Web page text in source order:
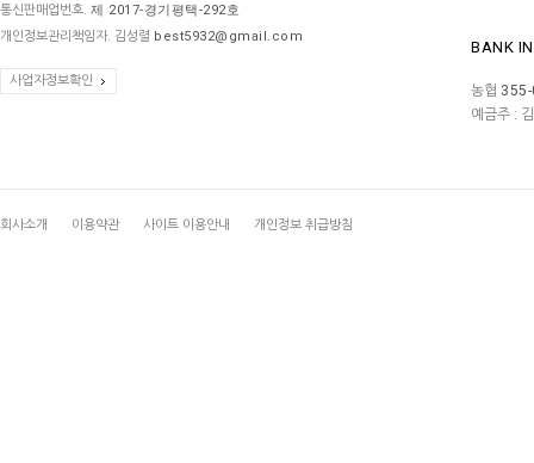
통신판매업번호. 제 2017-경기평택-292호
개인정보관리책임자. 김성렬 best5932@gmail.com
사업자정보확인
BANK
농협
예금주 :
회사소개 이용약관 사이트 이용안내 개인정보 취급방침